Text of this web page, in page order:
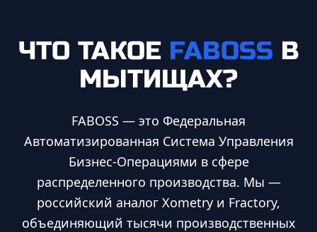
ЧТО ТАКОЕ FABOSS В
МЫТИЩАХ?
FABOSS — это Федеральная
Автоматизированная Система Управления
Бизнес-Операциями в сфере
распределенного производства. Мы —
российский аналог Xometry и Fractory,
объединяющий тысячи производственных